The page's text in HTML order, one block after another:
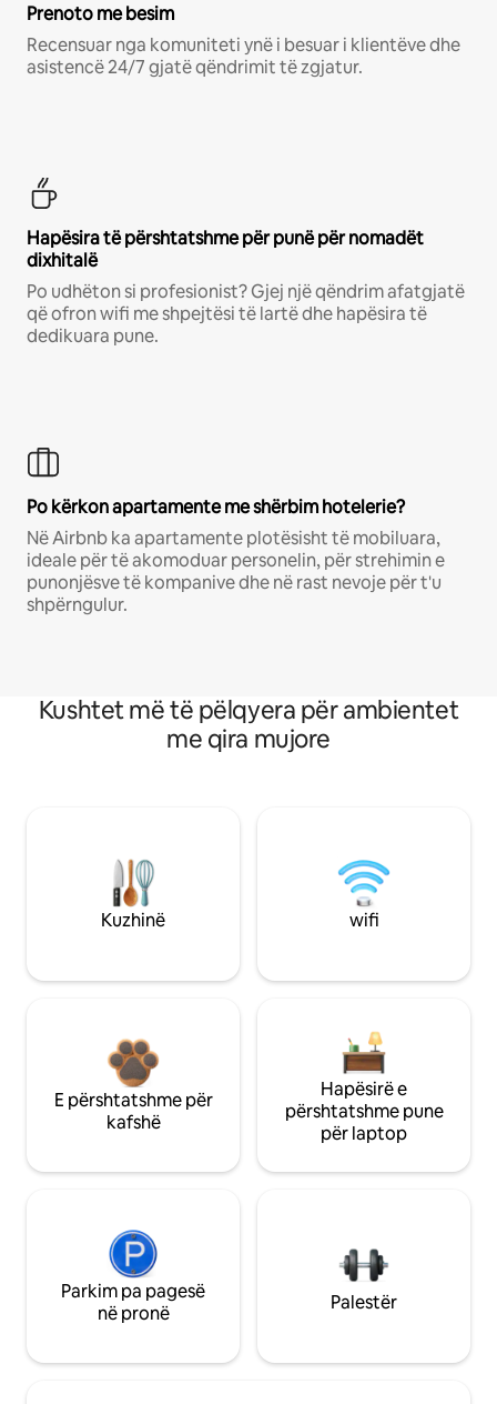
Prenoto me besim
Recensuar nga komuniteti ynë i besuar i klientëve dhe
asistencë 24/7 gjatë qëndrimit të zgjatur.
Hapësira të përshtatshme për punë për nomadët
dixhitalë
Po udhëton si profesionist? Gjej një qëndrim afatgjatë
që ofron wifi me shpejtësi të lartë dhe hapësira të
dedikuara pune.
Po kërkon apartamente me shërbim hotelerie?
Në Airbnb ka apartamente plotësisht të mobiluara,
ideale për të akomoduar personelin, për strehimin e
punonjësve të kompanive dhe në rast nevoje për t'u
shpërngulur.
Kushtet më të pëlqyera për ambientet
me qira mujore
Kuzhinë wifi
E përshtatshme për
kafshë
Hapësirë e
përshtatshme pune
për laptop
Parkim pa pagesë
në pronë
Palestër